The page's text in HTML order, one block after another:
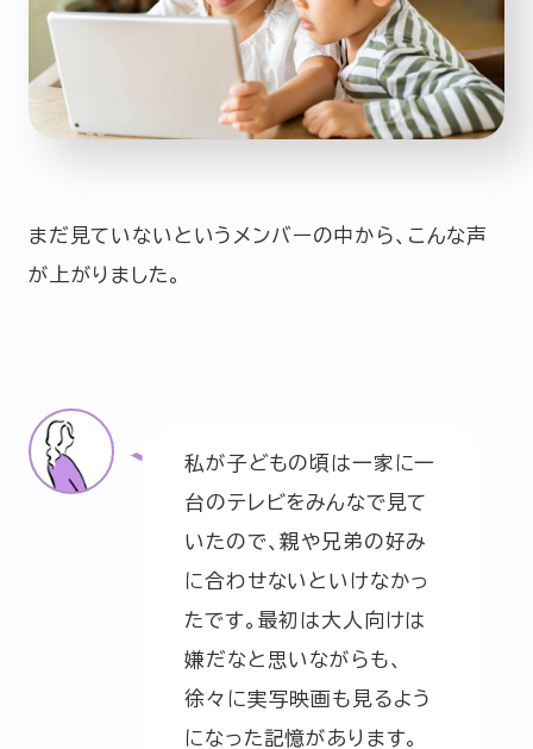
まだ見ていないというメンバーの中から、こんな声
が上がりました。
私が子どもの頃は一家に一
台のテレビをみんなで見て
いたので、親や兄弟の好み
に合わせないといけなかっ
たです。最初は大人向けは
嫌だなと思いながらも、
徐々に実写映画も見るよう
になった記憶があります。